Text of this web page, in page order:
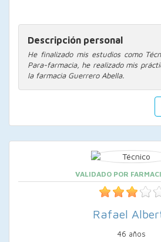
Descripción personal
He finalizado mis estudios como
Para-farmacia, he realizado mis
la farmacia Guerrero Abella.
VALIDADO POR
Rafael
46 años